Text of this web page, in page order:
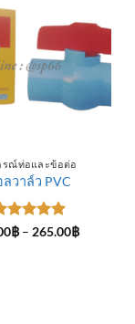
รณ์ท่อและข้อต่อ
วาล์ว PVC
คะแนน
฿ – 265.00฿Price